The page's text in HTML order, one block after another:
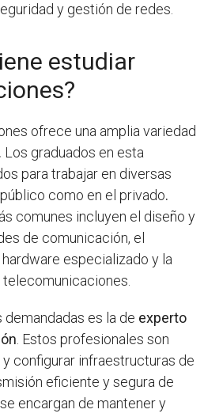
y gestión de redes.
estudiar
ofrece una amplia variedad
. Los graduados en esta
para trabajar en diversas
como en el privado.
comunes incluyen el diseño y
de comunicación, el
especializado y la
es la de experto
. Estos profesionales son
configurar infraestructuras de
eficiente y segura de
encargan de mantener y